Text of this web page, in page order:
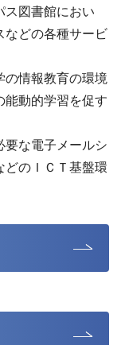
図書館におい
などの各種サービ
情報教育の環境
能動的学習を促す
な電子メールシ
どのＩＣＴ基盤環